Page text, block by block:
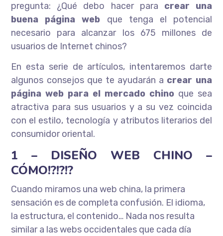
pregunta: ¿Qué debo hacer para crear una
buena página web que tenga el potencial
necesario para alcanzar los 675 millones de
usuarios de Internet chinos?
En esta serie de artículos, intentaremos darte
algunos consejos que te ayudarán a crear una
página web para el mercado chinoque sea
atractiva para sus usuarios y a su vez coincida
con el estilo, tecnología y atributos literarios del
consumidor oriental.
1 – DISEÑO WEB CHINO –
CÓMO!?!?!?
Cuando miramos una web china, la primera
sensación es de completa confusión. El idioma,
la estructura, el contenido… Nada nos resulta
similar a las webs occidentales que cada día